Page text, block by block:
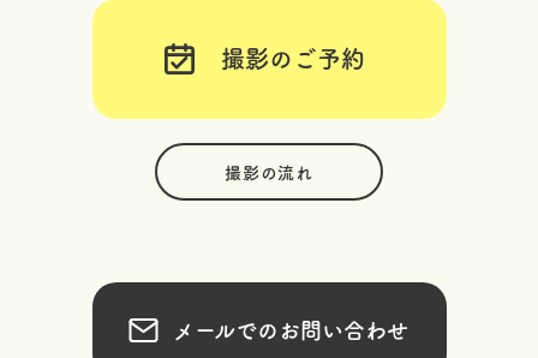
撮影のご予約
撮影の流れ
メールでのお問い合わせ